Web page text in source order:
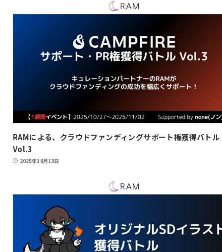
RAMによる、クラウドファンディングサポート権獲得バトル
Vol.3
2025年10月13日